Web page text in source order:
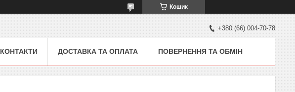
Кошик
+380 (66) 004-70-78
КОНТАКТИ ДОСТАВКА ТА ОПЛАТА ПОВЕРНЕННЯ ТА ОБМІН